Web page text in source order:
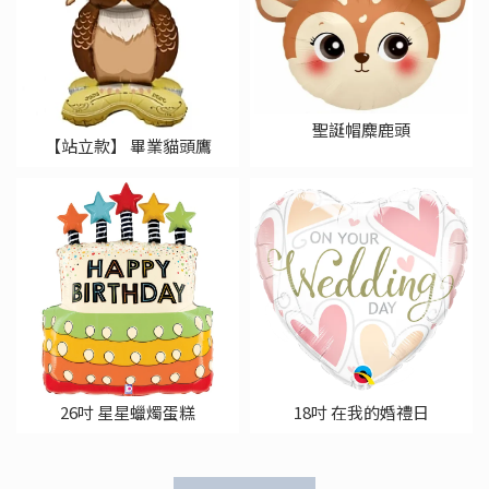
【站立款】 畢業貓頭鷹
聖誕帽麋鹿頭
26吋 星星蠟燭蛋糕 18吋 在我的婚禮日